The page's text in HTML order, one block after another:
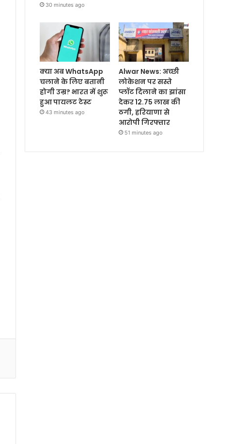
30 minutes ago
क्या अब WhatsApp
चलाने के लिए बतानी
होगी उम्र? भारत में शुरू
हुआ पायलट टेस्ट
43 minutes ago
Alwar News: अच्छी
लोकेशन पर सस्ते
प्लॉट दिलाने का झांसा
देकर 12.75 लाख की
ठगी, हरियाणा से
आरोपी गिरफ्तार
51 minutes ago